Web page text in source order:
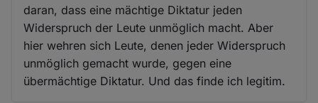
daran, dass eine mächtige Diktatur jeden
Widerspruch der Leute unmöglich macht. Aber
hier wehren sich Leute, denen jeder Widerspruch
unmöglich gemacht wurde, gegen eine
übermächtige Diktatur. Und das finde ich legitim.